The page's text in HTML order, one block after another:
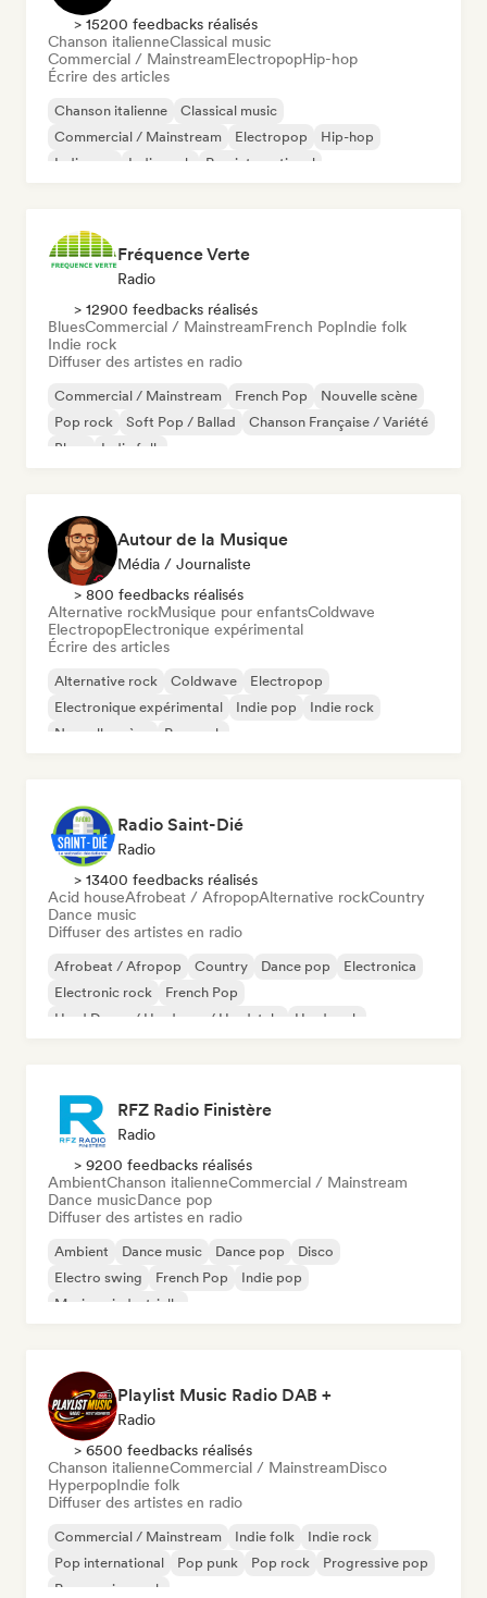
> 15200 feedbacks réalisés
Chanson italienneClassical music
Commercial / MainstreamElectropopHip-hop
Écrire des articles
Chanson italienne
Classical music
Commercial / Mainstream
Electropop
Hip-hop
Indie pop
Indie rock Pop international
Fréquence Verte
Radio
> 12900 feedbacks réalisés
BluesCommercial / MainstreamFrench PopIndie folk
Indie rock
Diffuser des artistes en radio
Commercial / Mainstream French Pop
Nouvelle scène
Pop rock
Soft Pop / Ballad
Chanson Française / Variété
Blues
Indie folk
Autour de la Musique
Média / Journaliste
> 800 feedbacks réalisés
Alternative rockMusique pour enfantsColdwave
ElectropopElectronique expérimental
Écrire des articles
Alternative rock Coldwave
Electropop
Electronique expérimental
Indie pop
Indie rock
Nouvelle scène
Pop rock
Radio Saint-Dié
Radio
> 13400 feedbacks réalisés
Acid houseAfrobeat / AfropopAlternative rockCountry
Dance music
Diffuser des artistes en radio
Afrobeat / Afropop Country Dance pop
Electronica
Electronic rock
French Pop
Hard Dance / Hardcore / Hardstyle
Hard rock
RFZ Radio Finistère
Radio
> 9200 feedbacks réalisés
AmbientChanson italienneCommercial / Mainstream
Dance musicDance pop
Diffuser des artistes en radio
Ambient Dance music Dance pop
Disco
Electro swing
French Pop
Indie pop
Musique industrielle
Playlist Music Radio DAB +
Radio
> 6500 feedbacks réalisés
Chanson italienneCommercial / MainstreamDisco
HyperpopIndie folk
Diffuser des artistes en radio
Commercial / Mainstream Indie folk
Indie rock
Pop international
Pop punk Pop rock
Progressive pop
Progressive rock